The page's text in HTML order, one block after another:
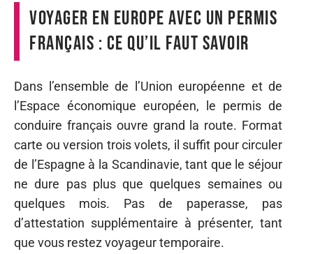
Voyager en Europe avec un permis
français : ce qu’il faut savoir
Dans l’ensemble de l’Union européenne et de
l’Espace économique européen, le permis de
conduire français ouvre grand la route. Format
carte ou version trois volets, il suffit pour circuler
de l’Espagne à la Scandinavie, tant que le séjour
ne dure pas plus que quelques semaines ou
quelques mois. Pas de paperasse, pas
d’attestation supplémentaire à présenter, tant
que vous restez voyageur temporaire.